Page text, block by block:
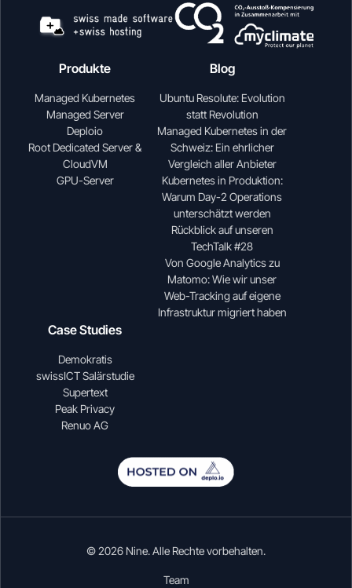
Produkte
Managed Kubernetes
Managed Server
Deploio
Root Dedicated Server &
CloudVM
GPU-Server
Blog
Ubuntu Resolute: Evolution
statt Revolution
Managed Kubernetes in der
Schweiz: Ein ehrlicher
Vergleich aller Anbieter
Kubernetes in Produktion:
Warum Day-2 Operations
unterschätzt werden
Rückblick auf unseren
TechTalk #28
Von Google Analytics zu
Matomo: Wie wir unser
Web-Tracking auf eigene
Infrastruktur migriert haben
Case Studies
Demokratis
swissICT Salärstudie
Supertext
Peak Privacy
Renuo AG
© 2026 Nine. Alle Rechte vorbehalten.
Team